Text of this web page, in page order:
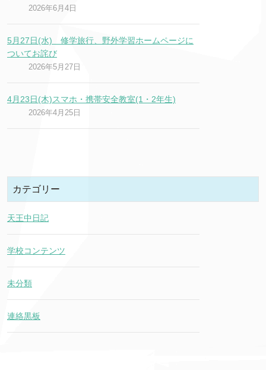
2026年6月4日
5月27日(水) 修学旅行、野外学習ホームページに
ついてお詫び
2026年5月27日
4月23日(木)スマホ・携帯安全教室(1・2年生)
2026年4月25日
カテゴリー
天王中日記
学校コンテンツ
未分類
連絡黒板